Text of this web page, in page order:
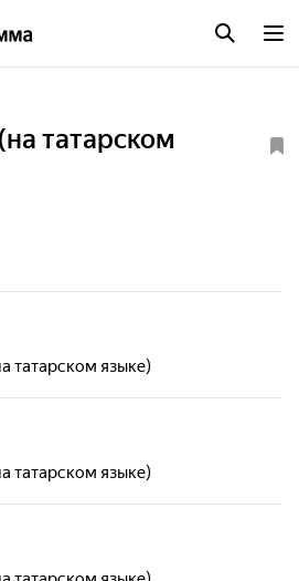
татарском
татарском языке)
татарском языке)